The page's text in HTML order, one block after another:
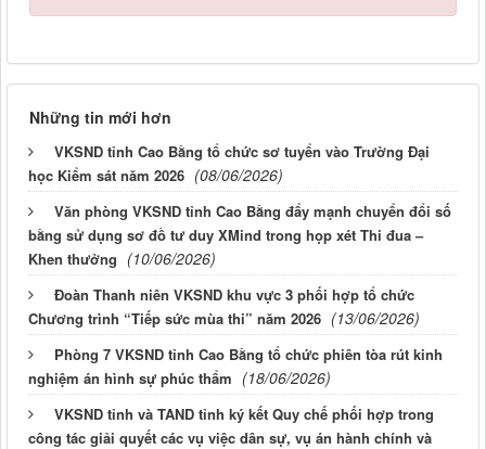
Những tin mới hơn
VKSND tỉnh Cao Bằng tổ chức sơ tuyển vào Trường Đại
học Kiểm sát năm 2026 (08/06/2026)
Văn phòng VKSND tỉnh Cao Bằng đẩy mạnh chuyển đổi số
bằng sử dụng sơ đồ tư duy XMind trong họp xét Thi đua –
Khen thưởng (10/06/2026)
Đoàn Thanh niên VKSND khu vực 3 phối hợp tổ chức
Chương trình “Tiếp sức mùa thi” năm 2026 (13/06/2026)
Phòng 7 VKSND tỉnh Cao Bằng tổ chức phiên tòa rút kinh
nghiệm án hình sự phúc thẩm (18/06/2026)
VKSND tỉnh và TAND tỉnh ký kết Quy chế phối hợp trong
công tác giải quyết các vụ việc dân sự, vụ án hành chính và